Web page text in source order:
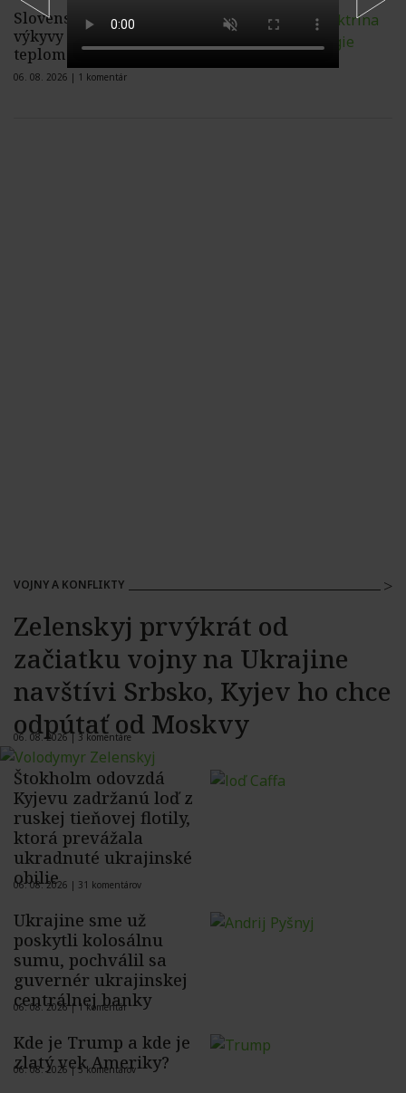
Slovenské domácnosti krátkodobé
výkyvy cien elektriny spôsobené
teplom a suchom nepocítia
06. 08. 2026 | 1 komentár
VOJNY A KONFLIKTY
Zelenskyj prvýkrát od
začiatku vojny na Ukrajine
navštívi Srbsko, Kyjev ho chce
odpútať od Moskvy
06. 08. 2026 | 3 komentáre
Štokholm odovzdá
Kyjevu zadržanú loď z
ruskej tieňovej flotily,
ktorá prevážala
ukradnuté ukrajinské
obilie
06. 08. 2026 | 31 komentárov
Ukrajine sme už
poskytli kolosálnu
sumu, pochválil sa
guvernér ukrajinskej
centrálnej banky
06. 08. 2026 |1 komentár
Kde je Trump a kde je
zlatý vek Ameriky?
06. 08. 2026 |5 komentárov